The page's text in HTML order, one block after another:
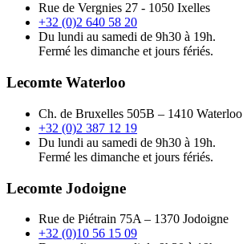
Rue de Vergnies 27 - 1050 Ixelles
+32 (0)2 640 58 20
Du lundi au samedi de 9h30 à 19h.
Fermé les dimanche et jours fériés.
Lecomte Waterloo
Ch. de Bruxelles 505B – 1410 Waterloo
+32 (0)2 387 12 19
Du lundi au samedi de 9h30 à 19h.
Fermé les dimanche et jours fériés.
Lecomte Jodoigne
Rue de Piétrain 75A – 1370 Jodoigne
+32 (0)10 56 15 09